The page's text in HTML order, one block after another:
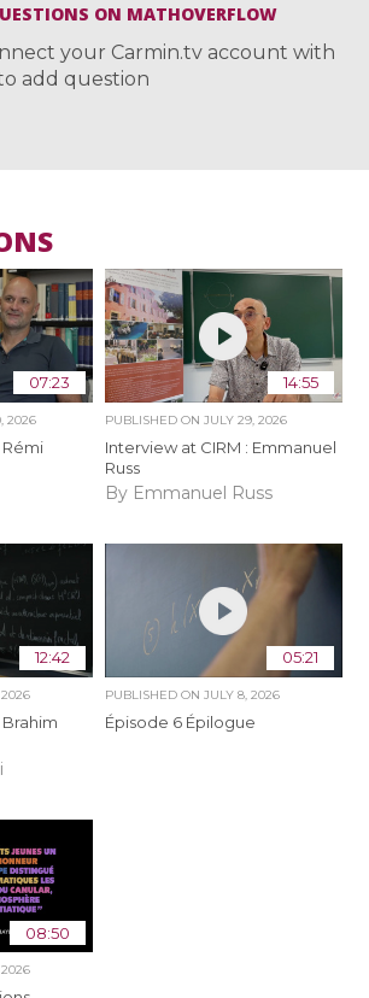
ON MATHOVERFLOW
your Carmin.tv account with
add question
07:23
2026
Rémi
14:55
PUBLISHED ON JULY 29, 2026
Interview at CIRM : Emmanuel
Russ
By Emmanuel Russ
12:42 05:21
PUBLISHED ON JULY 8, 2026
Épisode 6 Épilogue
08:50